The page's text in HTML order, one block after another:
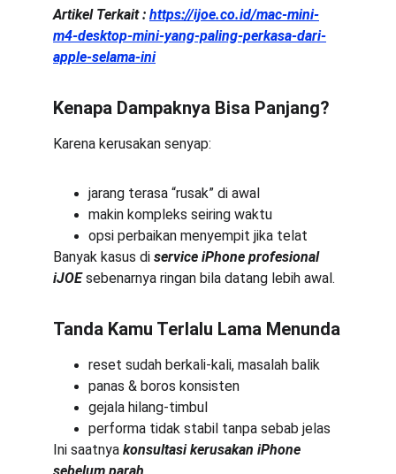
Artikel Terkait : https://ijoe.co.id/mac-mini-
m4-desktop-mini-yang-paling-perkasa-dari-
apple-selama-ini
Kenapa Dampaknya Bisa Panjang?
Karena kerusakan senyap:
jarang terasa “rusak” di awal
makin kompleks seiring waktu
opsi perbaikan menyempit jika telat
Banyak kasus di service iPhone profesional
iJOE sebenarnya ringan bila datang lebih awal.
Tanda Kamu Terlalu Lama Menunda
reset sudah berkali-kali, masalah balik
panas & boros konsisten
gejala hilang-timbul
performa tidak stabil tanpa sebab jelas
Ini saatnya konsultasi kerusakan iPhone